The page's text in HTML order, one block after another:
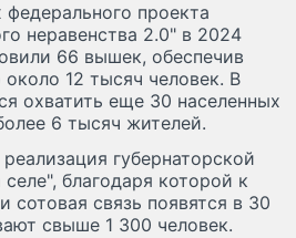
проекта
неравенства 2.0" в 2024
66 вышек, обеспечив
12 тысяч человек. В
охватить еще 30 населенных
6 тысяч жителей.
губернаторской
благодаря которой к
сотовая связь появятся в 30
свыше 1 300 человек.